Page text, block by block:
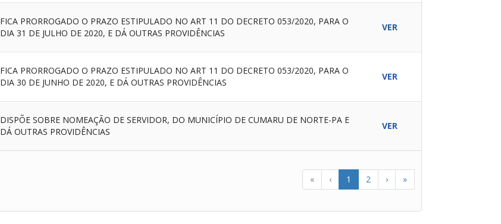
FICA PRORROGADO O PRAZO ESTIPULADO NO ART 11 DO DECRETO 053/2020, PARA O
DIA 31 DE JULHO DE 2020, E DÁ OUTRAS PROVIDÊNCIAS
VER
FICA PRORROGADO O PRAZO ESTIPULADO NO ART 11 DO DECRETO 053/2020, PARA O
DIA 30 DE JUNHO DE 2020, E DÁ OUTRAS PROVIDÊNCIAS
VER
DISPÕE SOBRE NOMEAÇÃO DE SERVIDOR, DO MUNICÍPIO DE CUMARU DE NORTE-PA E
DÁ OUTRAS PROVIDÊNCIAS
VER
« ‹ 1 2 › »